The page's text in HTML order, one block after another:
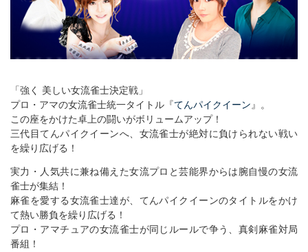
「強く 美しい女流雀士決定戦」
プロ・アマの女流雀士統一タイトル『てんパイクイーン 』。
この座をかけた卓上の闘いがボリュームアップ！
三代目てんパイクイーンへ、女流雀士が絶対に負けられない戦い
を繰り広げる！
実力・人気共に兼ね備えた女流プロと芸能界からは腕自慢の女流
雀士が集結！
麻雀を愛する女流雀士達が、てんパイクイーンのタイトルをかけ
て熱い勝負を繰り広げる！
プロ・アマチュアの女流雀士が同じルールで争う、真剣麻雀対局
番組！